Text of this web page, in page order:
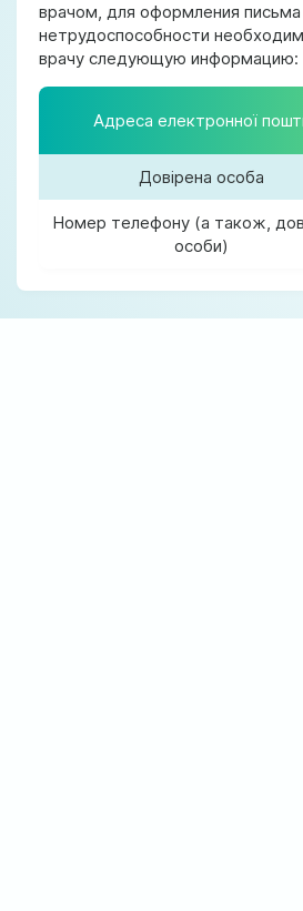
врачом, для оформления письма
нетрудоспособности
врачу следующую информацию:
Адреса електронної
Довірена особа
Номер телефону (а також,
особи)